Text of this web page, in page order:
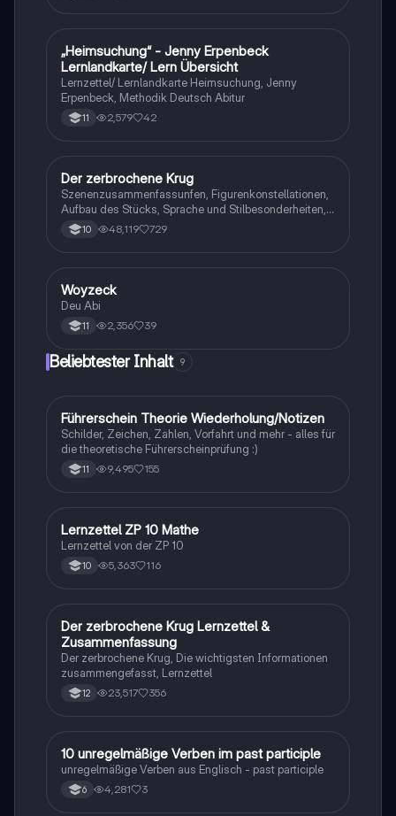
Deutsch
„Heimsuchung“ - Jenny Erpenbeck
Lernlandkarte/ Lern Übersicht
Lernzettel/ Lernlandkarte Heimsuchung, Jenny
Erpenbeck, Methodik Deutsch Abitur
11 2,579 42
Deutsch
Der zerbrochene Krug
Szenenzusammenfassunfen, Figurenkonstellationen,
Aufbau des Stücks, Sprache und Stilbesonderheiten,
Aussageabsicht, Thematik, Interpretation
10 48,119 729
Deutsch
Woyzeck
Deu Abi
11 2,356 39
Beliebtester Inhalt 9
Lerntipps
Führerschein Theorie Wiederholung/Notizen
Schilder, Zeichen, Zahlen, Vorfahrt und mehr - alles für
die theoretische Führerscheinprüfung :)
11 9,495 155
Mathe
Lernzettel ZP 10 Mathe
Lernzettel von der ZP 10
10 5,363 116
Deutsch
Der zerbrochene Krug Lernzettel &
Zusammenfassung
Der zerbrochene Krug, Die wichtigsten Informationen
zusammengefasst, Lernzettel
12 23,517 356
1 Englisch
10 unregelmäßige Verben im past participle
unregelmäßige Verben aus Englisch - past participle
6 4,281 3